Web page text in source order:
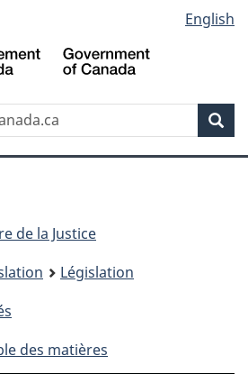
au
contenu
propos
de
la
HTML
simplifiée
English
de la Justice
Législation
des matières